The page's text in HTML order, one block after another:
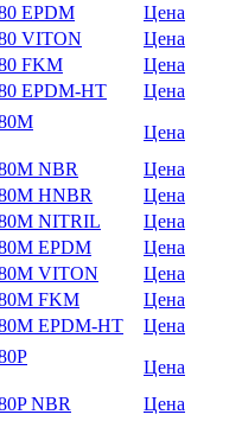
EPDM
Цена
VITON
Цена
FKM
Цена
EPDM-HT
Цена
Цена
NBR
Цена
HNBR
Цена
NITRIL
Цена
EPDM
Цена
VITON
Цена
FKM
Цена
EPDM-HT
Цена
Цена
NBR
Цена